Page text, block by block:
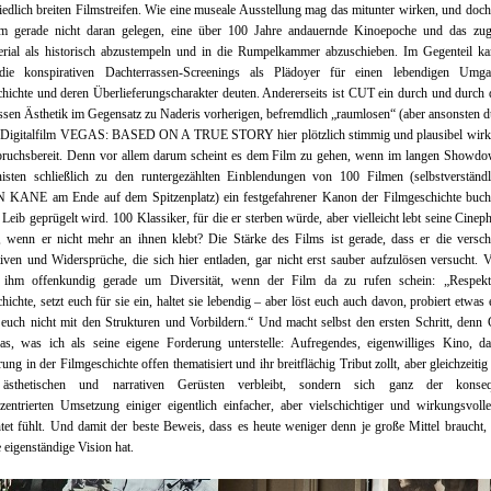
breiten Filmstreifen. Wie eine museale Ausstellung mag das mitunter wirken, und
gerade nicht daran gelegen, eine über 100 Jahre andauernde Kinoepoche und das
als historisch abzustempeln und in die Rumpelkammer abzuschieben. Im Gegenteil
konspirativen Dachterrassen-Screenings als Plädoyer für einen lebendigen
und deren Überlieferungscharakter deuten. Andererseits ist CUT ein durch und durch
Ästhetik im Gegensatz zu Naderis vorherigen, befremdlich „raumlosen“ (aber ansonsten
Digitalfilm VEGAS: BASED ON A TRUE STORY hier plötzlich stimmig und plausibel
Denn vor allem darum scheint es dem Film zu gehen, wenn im langen
schließlich zu den runtergezählten Einblendungen von 100 Filmen
KANE am Ende auf dem Spitzenplatz) ein festgefahrener Kanon der Filmgeschichte
Leib geprügelt wird. 100 Klassiker, für die er sterben würde, aber vielleicht lebt seine
wenn er nicht mehr an ihnen klebt? Die Stärke des Films ist gerade, dass er die
und Widersprüche, die sich hier entladen, gar nicht erst sauber aufzulösen versucht.
offenkundig gerade um Diversität, wenn der Film da zu rufen schein:
setzt euch für sie ein, haltet sie lebendig – aber löst euch auch davon, probiert etwas
nicht mit den Strukturen und Vorbildern.“ Und macht selbst den ersten Schritt, denn
was ich als seine eigene Forderung unterstelle: Aufregendes, eigenwilliges Kino,
in der Filmgeschichte offen thematisiert und ihr breitflächig Tribut zollt, aber
ästhetischen und narrativen Gerüsten verbleibt, sondern sich ganz der
Umsetzung einiger eigentlich einfacher, aber vielschichtiger und
fühlt. Und damit der beste Beweis, dass es heute weniger denn je große Mittel braucht,
eigenständige Vision hat.